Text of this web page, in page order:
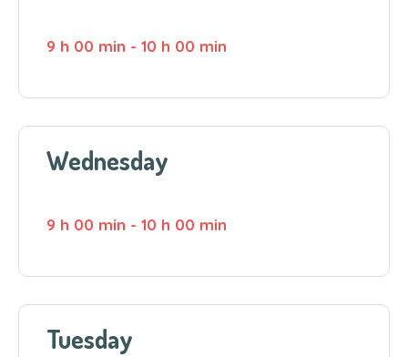
9 h 00 min - 10 h 00 min
Wednesday
9 h 00 min - 10 h 00 min
Tuesday